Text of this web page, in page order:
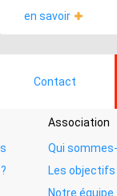
en savoir
Contact
Association
Qui
Les
Notre équipe